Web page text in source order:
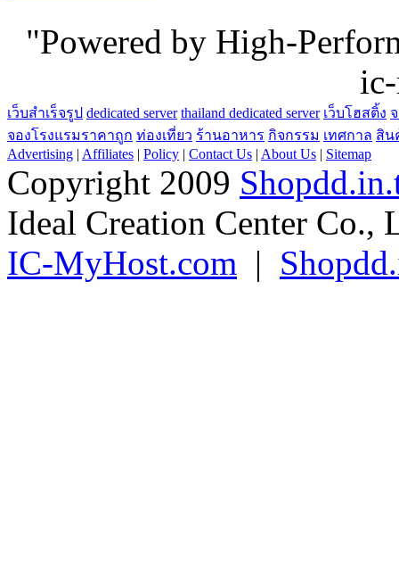
"Powered by High-
เว็บสำเร็จรูป dedicated server thailand dedicated server เว็บโฮสติ้ง
จองโรงแรมราคาถูก ท่องเที่ยว ร้านอาหาร กิจกรรม เทศกาล สิน
Advertising | Affiliates | Policy | Contact Us | About Us | Sitemap
Copyright 2009
Ideal Creation Center Co.,
IC-MyHost.com |